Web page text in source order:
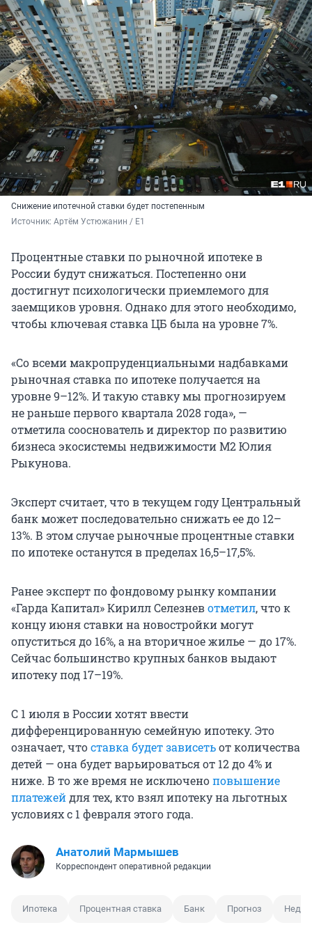
Снижение ипотечной ставки будет постепенным
Источник: Артём Устюжанин / E1
Процентные ставки по рыночной ипотеке в
России будут снижаться. Постепенно они
достигнут психологически приемлемого для
заемщиков уровня. Однако для этого необходимо,
чтобы ключевая ставка ЦБ была на уровне 7%.
«Со всеми макропруденциальными надбавками
рыночная ставка по ипотеке получается на
уровне 9–12%. И такую ставку мы прогнозируем
не раньше первого квартала 2028 года», —
отметила сооснователь и директор по развитию
бизнеса экосистемы недвижимости М2 Юлия
Рыкунова.
Эксперт считает, что в текущем году Центральный
банк может последовательно снижать ее до 12–
13%. В этом случае рыночные процентные ставки
по ипотеке останутся в пределах 16,5–17,5%.
Ранее эксперт по фондовому рынку компании
«Гарда Капитал» Кирилл Селезневотметил, что к
концу июня ставки на новостройки могут
опуститься до 16%, а на вторичное жилье — до 17%.
Сейчас большинство крупных банков выдают
ипотеку под 17–19%.
С 1 июля в России хотят ввести
дифференцированную семейную ипотеку. Это
означает, чтоставка будет зависетьот количества
детей — она будет варьироваться от 12 до 4% и
ниже. В то же время не исключеноповышение
платежейдля тех, кто взял ипотеку на льготных
условиях с 1 февраля этого года.
Анатолий Мармышев
Корреспондент оперативной редакции
Ипотека Процентная ставка Банк Прогноз